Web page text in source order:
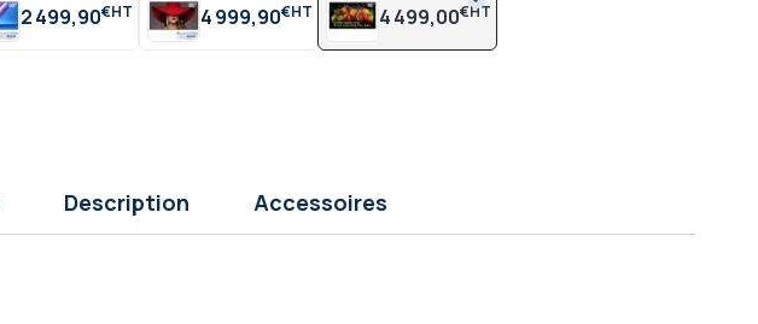
2 499,90€ 4 999,90€ 4 499,00€
Description Accessoires